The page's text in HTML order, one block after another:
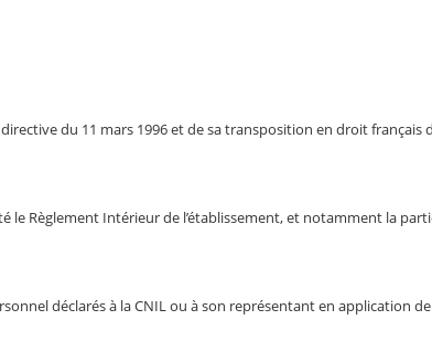
du 11 mars 1996 et de sa transposition en droit français
le Règlement Intérieur de l’établissement, et notamment la
déclarés à la CNIL ou à son représentant en application de